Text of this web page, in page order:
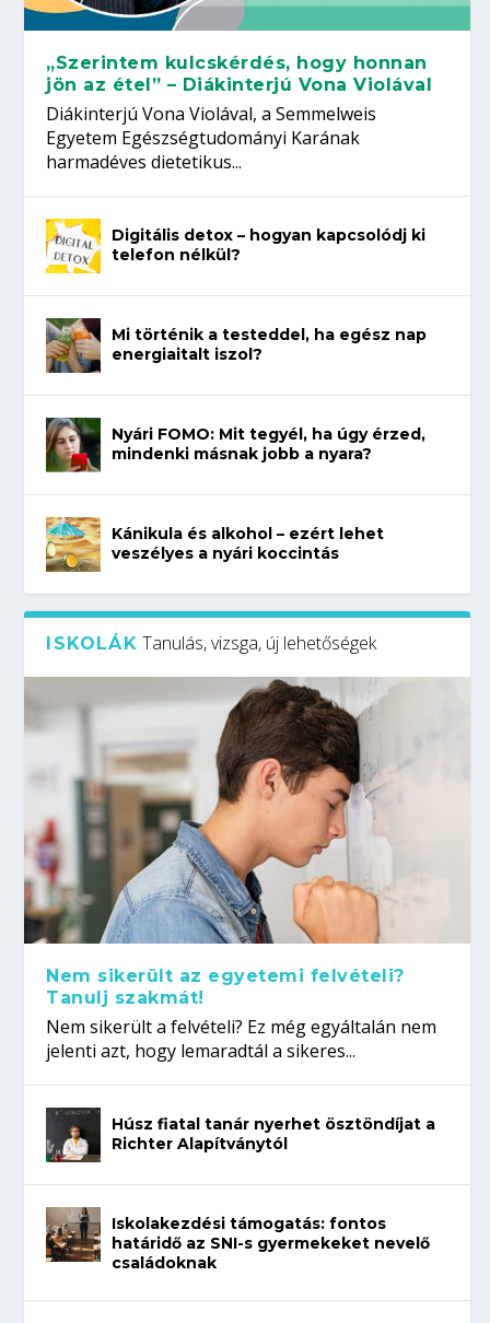
„Szerintem kulcskérdés, hogy honnan
jön az étel” – Diákinterjú Vona Violával
Diákinterjú Vona Violával, a Semmelweis
Egyetem Egészségtudományi Karának
harmadéves dietetikus...
Digitális detox – hogyan kapcsolódj ki
telefon nélkül?
Mi történik a testeddel, ha egész nap
energiaitalt iszol?
Nyári FOMO: Mit tegyél, ha úgy érzed,
mindenki másnak jobb a nyara?
Kánikula és alkohol – ezért lehet
veszélyes a nyári koccintás
ISKOLÁK Tanulás, vizsga, új lehetőségek
Nem sikerült az egyetemi felvételi?
Tanulj szakmát!
Nem sikerült a felvételi? Ez még egyáltalán nem
jelenti azt, hogy lemaradtál a sikeres...
Húsz fiatal tanár nyerhet ösztöndíjat a
Richter Alapítványtól
Iskolakezdési támogatás: fontos
határidő az SNI-s gyermekeket nevelő
családoknak